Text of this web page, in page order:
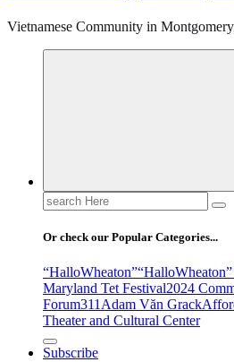
Vietnamese Community in Montgomery
Search
for:
Or check our Popular Categories...
“HalloWheaton”
Maryland Tet Festival2024
Forum311Adam Văn Grack
Theater and Cultural Center
Subscribe